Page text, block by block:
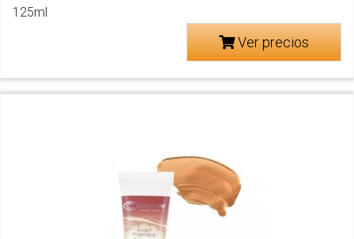
125ml
Ver precios